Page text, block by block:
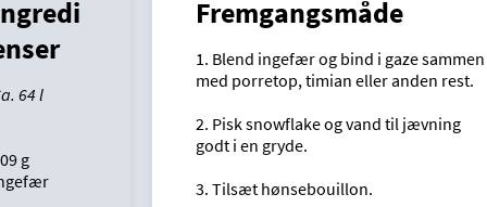
64 l
g
Fremgangsmåde
1. Blend ingefær og bind i gaze sammen
med porretop, timian eller anden rest.
2. Pisk snowflake og vand til jævning
godt i en gryde.
3. Tilsæt hønsebouillon.